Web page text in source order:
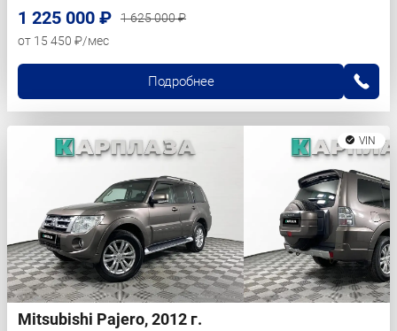
1 225 000 ₽
1 625 000 ₽
от 15 450 ₽/мес
Подробнее
VIN
Mitsubishi Pajero, 2012 г.